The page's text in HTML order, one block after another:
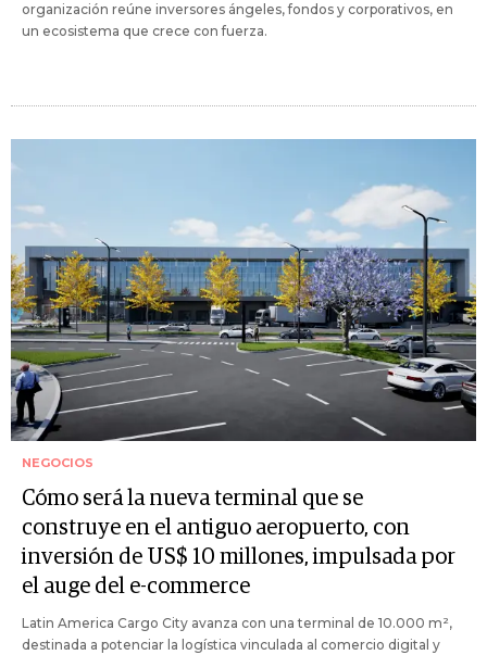
organización reúne inversores ángeles, fondos y corporativos, en
un ecosistema que crece con fuerza.
NEGOCIOS
Cómo será la nueva terminal que se
construye en el antiguo aeropuerto, con
inversión de US$ 10 millones, impulsada por
el auge del e-commerce
Latin America Cargo City avanza con una terminal de 10.000 m²,
destinada a potenciar la logística vinculada al comercio digital y